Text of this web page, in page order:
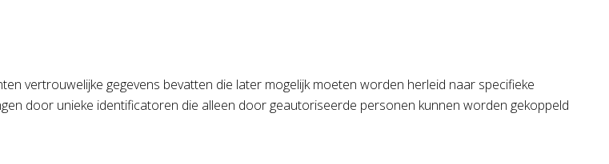
vertrouwelijke gegevens bevatten die later mogelijk moeten worden herleid naar specifieke
door unieke identificatoren die alleen door geautoriseerde personen kunnen worden gekoppeld